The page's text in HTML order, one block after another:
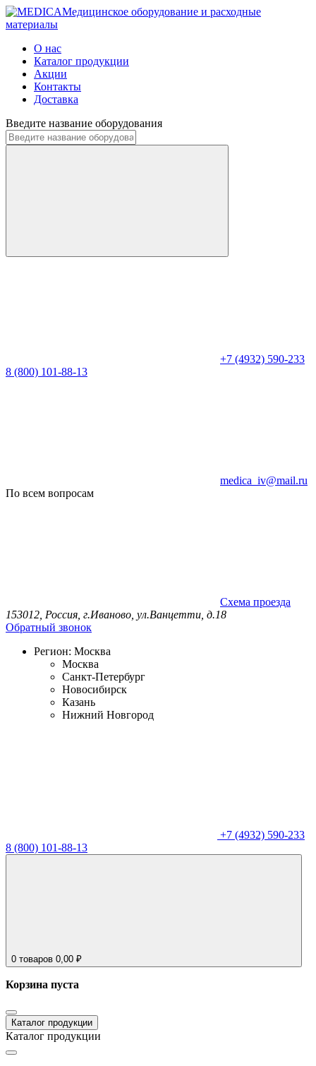
Медицинское оборудование и расходные
материалы
О нас
Каталог продукции
Акции
Контакты
Доставка
Введите название оборудования
+7 (4932) 590-233
8 (800) 101-88-13
medica_iv@mail.ru
По всем вопросам
Схема проезда
153012, Россия, г.Иваново, ул.Ванцетти, д.18
Обратный звонок
Регион: Москва
Москва
Санкт-Петербург
Новосибирск
Казань
Нижний Новгород
+7 (4932) 590-233
8 (800) 101-88-13
0 товаров 0,00 ₽
Корзина пуста
Каталог продукции
Каталог продукции